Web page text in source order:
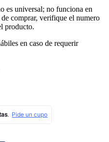
es universal; no funciona en
comprar, verifique el numero
producto.
en caso de requerir